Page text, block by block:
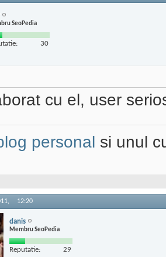
SeoPedia
30
cu el, user
personal si unul
12:20
danis
Membru SeoPedia
Reputatie: 29